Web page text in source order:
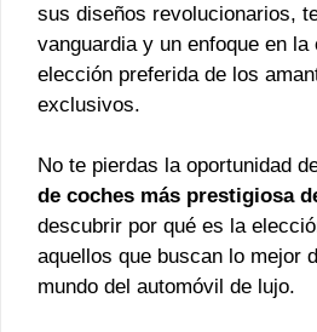
sus diseños revolucionarios,
vanguardia y un enfoque en
elección preferida de los
exclusivos.
No te pierdas la oportunidad
de coches más prestigiosa
descubrir por qué es la
aquellos que buscan lo mejor
mundo del automóvil de lujo.